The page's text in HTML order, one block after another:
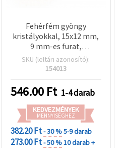
Fehérfém gyöngy
kristályokkal, 15x12 mm,
9 mm-es furat,
ékszerkellék és kreatív
hobby kellék
SKU (leltári azonosító):
154013
546.00 Ft 1-4 darab
KEDVEZMÉNYEK
MENNYISÉGHEZ
382.20 Ft- 30 %5-9 darab
273.00 Ft- 50 %10 darab +